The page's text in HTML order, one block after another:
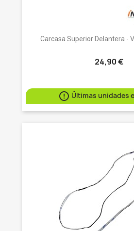
Carcasa Superior Delantera -
24,90 €
 Últimas unidades